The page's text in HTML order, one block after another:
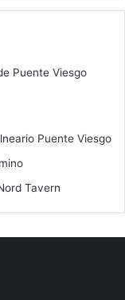
Puente Viesgo
Puente Viesgo
Tavern